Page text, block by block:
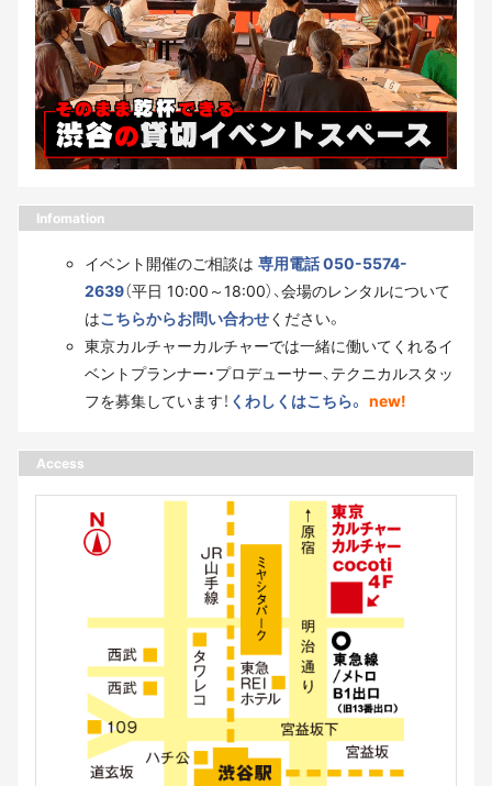
Infomation
イベント開催のご相談は 専用電話 050-5574-
2639（平日 10:00～18:00）、会場のレンタルについて
はこちらからお問い合わせください。
東京カルチャーカルチャーでは一緒に働いてくれるイ
ベントプランナー・プロデューサー、テクニカルスタッ
フを募集しています！ くわしくはこちら。 new!
Access